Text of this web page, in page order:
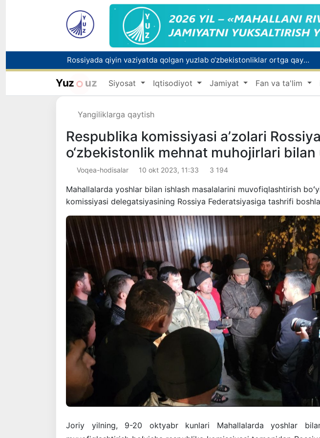
Rossiyada qiyin vaziyatda qolgan yuzlab o‘zbekistonliklar ortga qaytarildi
2030 yilgacha xavfli chiqindilarni qayta ishlash darajasi 20 foizga yetkaziladi
Oʻzbekistonda Barqaror rivojlanish maqsadlari oyligiga start berildi
Yuz uz Siyosat Iqtisodiyot Jamiyat Fan va ta'lim
Yangiliklarga qaytish
Respublika komissiyasi a’zolari
o‘zbekistonlik mehnat muhojirlari
Voqea-hodisalar 10 okt 2023, 11:33 3 194
Mahallalarda yoshlar bilan ishlash masalalarini muvofiqlashtirish
komissiyasi delegatsiyasining Rossiya Federatsiyasiga tashrifi
Joriy yilning, 9-20 oktyabr kunlari Mahallalarda yoshlar